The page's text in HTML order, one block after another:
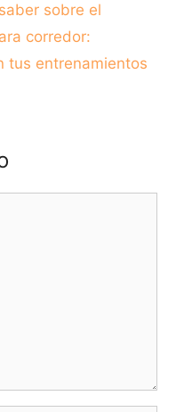
sobre el
corredor:
tus entrenamientos